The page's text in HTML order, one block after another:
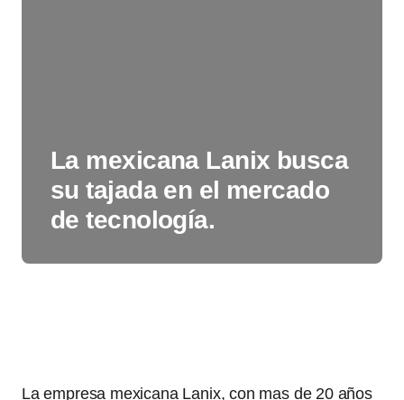
La mexicana Lanix busca
su tajada en el mercado
de tecnología.
La empresa mexicana Lanix, con mas de 20 años